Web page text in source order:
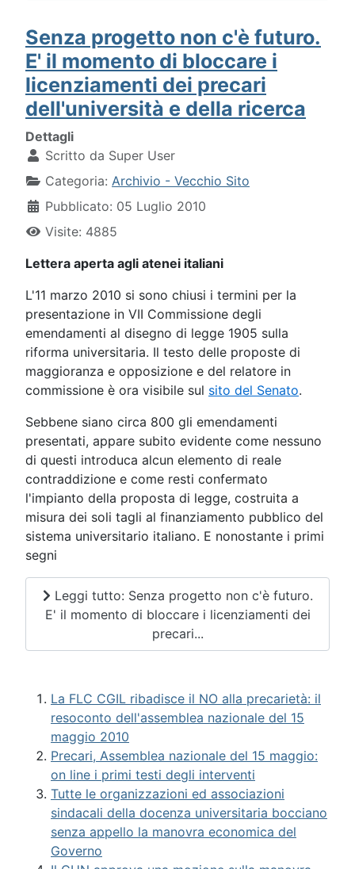
Senza progetto non c'è futuro.
E' il momento di bloccare i
licenziamenti dei precari
dell'università e della ricerca
Dettagli
Scritto da Super User
Categoria: Archivio - Vecchio Sito
Pubblicato: 05 Luglio 2010
Visite: 4885
Lettera aperta agli atenei italiani
L'11 marzo 2010 si sono chiusi i termini per la
presentazione in VII Commissione degli
emendamenti al disegno di legge 1905 sulla
riforma universitaria. Il testo delle proposte di
maggioranza e opposizione e del relatore in
commissione è ora visibile sul sito del Senato.
Sebbene siano circa 800 gli emendamenti
presentati, appare subito evidente come nessuno
di questi introduca alcun elemento di reale
contraddizione e come resti confermato
l'impianto della proposta di legge, costruita a
misura dei soli tagli al finanziamento pubblico del
sistema universitario italiano. E nonostante i primi
segni
Leggi tutto: Senza progetto non c'è futuro.
E' il momento di bloccare i licenziamenti dei
precari...
La FLC CGIL ribadisce il NO alla precarietà: il
resoconto dell'assemblea nazionale del 15
maggio 2010
Precari, Assemblea nazionale del 15 maggio:
on line i primi testi degli interventi
Tutte le organizzazioni ed associazioni
sindacali della docenza universitaria bocciano
senza appello la manovra economica del
Governo